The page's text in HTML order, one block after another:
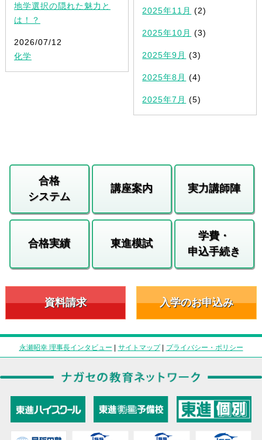
地学選択の隠れた魅力と
は！？
2026/07/12
化学
2025年11月 (2)
2025年10月 (3)
2025年9月 (3)
2025年8月 (4)
2025年7月 (5)
合格
システム
講座案内 実力講師陣
合格実績 東進模試
学費・
申込手続き
資料請求 入学のお申込み
永瀬昭幸 理事長インタビュー | サイトマップ| プライバシー・ポリシー